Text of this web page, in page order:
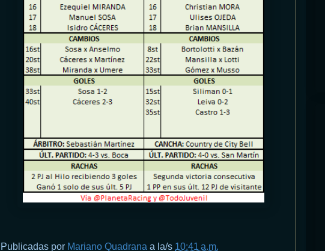
Publicadas por Mariano Quadrana a la/s 10:41 a.m.